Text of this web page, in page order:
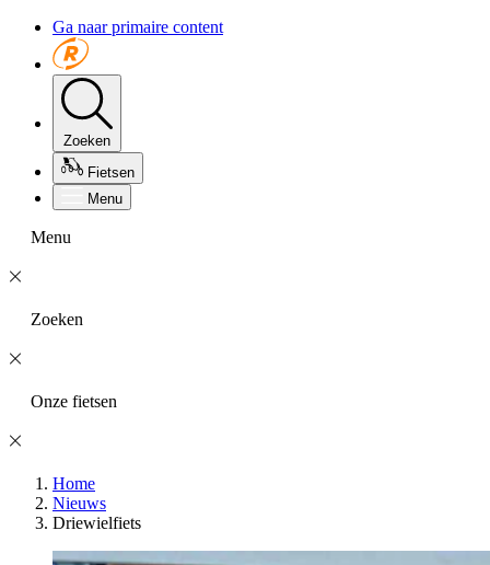
Ga naar primaire content
Zoeken
Fietsen
Menu
Menu
Zoeken
Onze fietsen
Home
Nieuws
Driewielfiets